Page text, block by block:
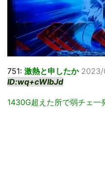
751: 激熱と申したか 2023/
ID:wq+cWIbJd
1430G超えた所で弱チェ一